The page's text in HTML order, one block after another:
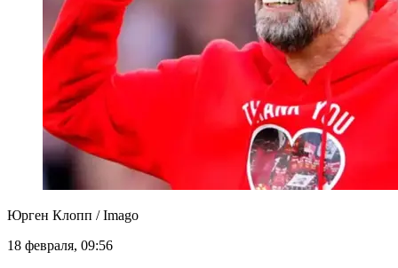
Юрген Клопп / Imago
18 февраля, 09:56